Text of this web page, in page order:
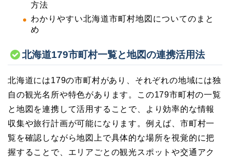
方法
わかりやすい北海道市町村地図についてのまと
め
北海道179市町村一覧と地図の連携活用法
北海道には179の市町村があり、それぞれの地域には独
自の観光名所や特色があります。この179市町村の一覧
と地図を連携して活用することで、より効率的な情報
収集や旅行計画が可能になります。例えば、市町村一
覧を確認しながら地図上で具体的な場所を視覚的に把
握することで、エリアごとの観光スポットや交通アク